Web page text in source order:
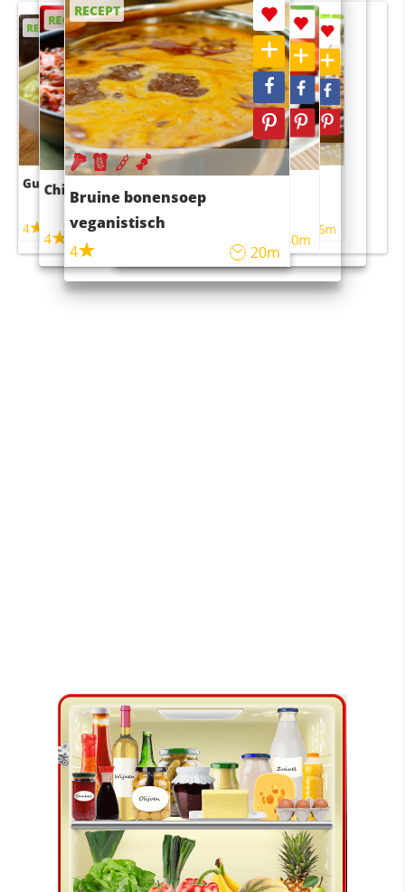
RECEPT
Guacamole
4
RECEPT
Chili con carne
4
RECEPT
Bruine bonensoep
veganistisch
4
20m
RECEPT
Sushi rijstsalade
maaltijdsalade
40m
RECEPT
4 55m